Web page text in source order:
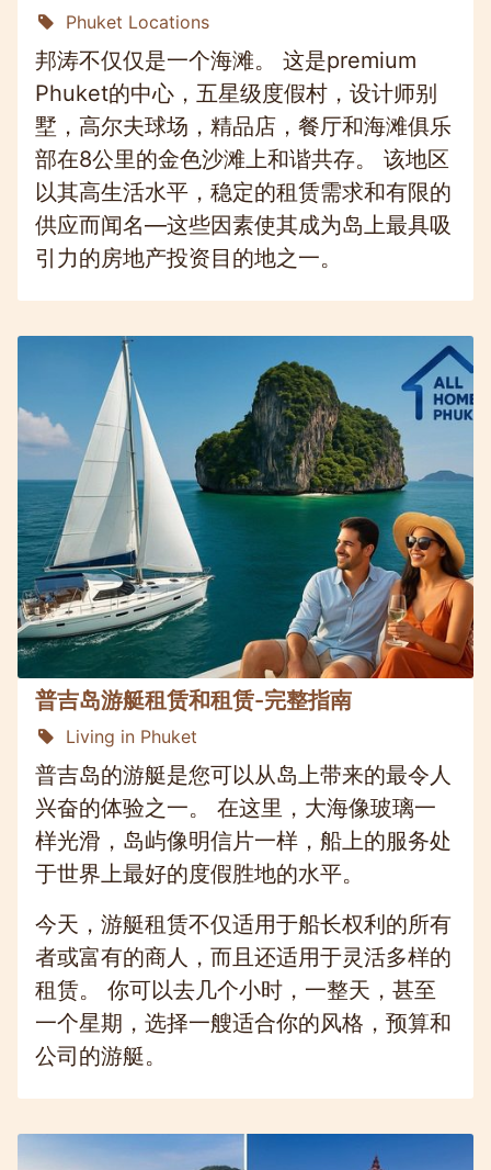
Phuket Locations
邦涛不仅仅是一个海滩。 这是premium
Phuket的中心，五星级度假村，设计师别
墅，高尔夫球场，精品店，餐厅和海滩俱乐
部在8公里的金色沙滩上和谐共存。 该地区
以其高生活水平，稳定的租赁需求和有限的
供应而闻名—这些因素使其成为岛上最具吸
引力的房地产投资目的地之一。
普吉岛游艇租赁和租赁-完整指南
Living in Phuket
普吉岛的游艇是您可以从岛上带来的最令人
兴奋的体验之一。 在这里，大海像玻璃一
样光滑，岛屿像明信片一样，船上的服务处
于世界上最好的度假胜地的水平。
今天，游艇租赁不仅适用于船长权利的所有
者或富有的商人，而且还适用于灵活多样的
租赁。 你可以去几个小时，一整天，甚至
一个星期，选择一艘适合你的风格，预算和
公司的游艇。